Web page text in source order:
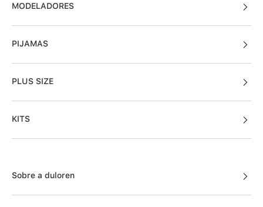
MODELADORES
PIJAMAS
PLUS SIZE
KITS
Sobre a duloren